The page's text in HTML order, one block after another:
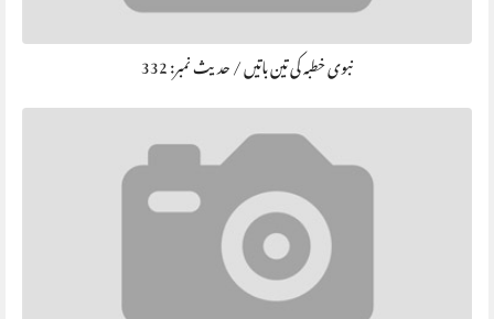
نبوی خطبہ کی تین باتیں / حديث نمبر: 332